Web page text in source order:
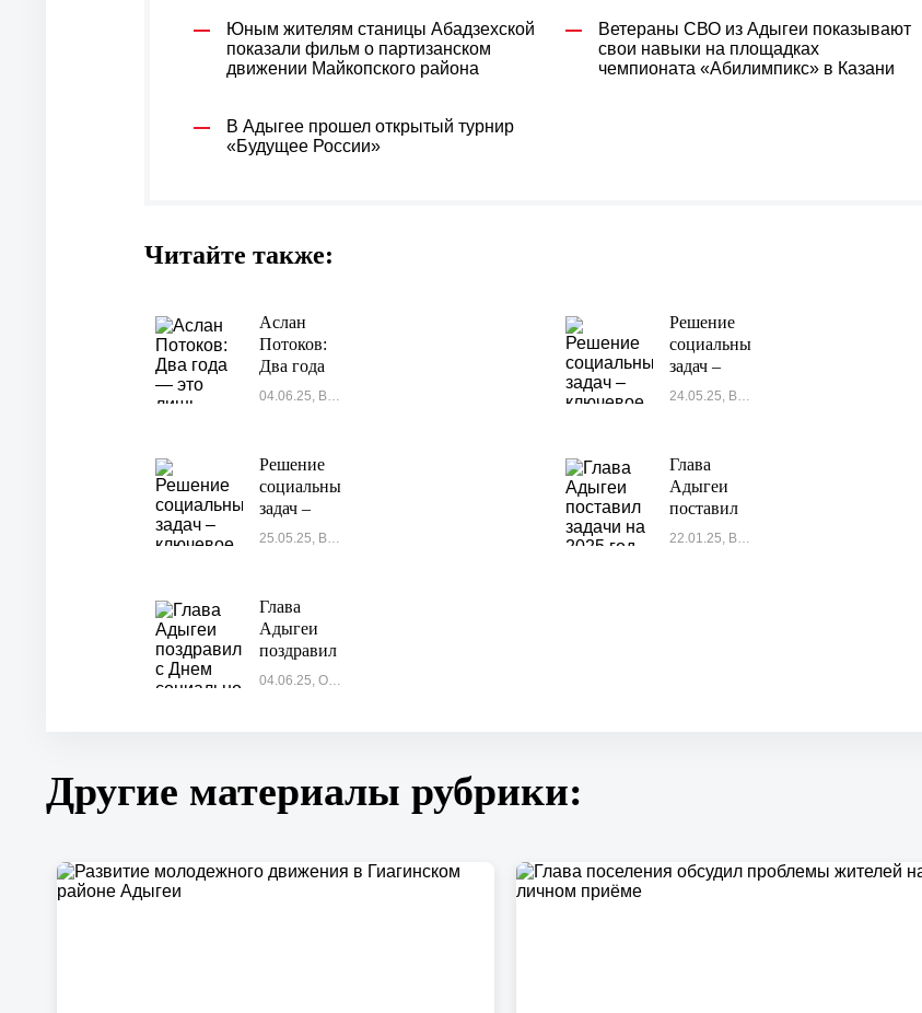
Юным жителям станицы Абадзехской
показали фильм о партизанском
движении Майкопского района
Ветераны СВО из Адыгеи показывают
свои навыки на площадках
чемпионата «Абилимпикс» в Казани
В Адыгее прошел открытый турнир
«Будущее России»
Читайте также:
Аслан
Потоков:
Два года
— это
04.06.25, Власть
Решение
социальных
задач –
ключевое24.05.25, Власть
Решение
социальных
задач –
ключевое25.05.25, Власть
Глава
Адыгеи
поставил
задачи на22.01.25, Власть
Глава
Адыгеи
поздравил
с Днем
республиканской
04.06.25, Общество-1
Другие материалы рубрики: